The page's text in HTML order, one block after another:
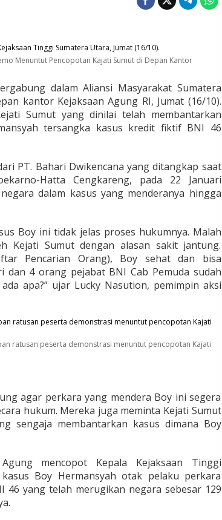
Menuntut Pencopotan Kajati Sumut di Depan Kantor
dalam Aliansi Masyarakat Sumatera
kantor Kejaksaan Agung RI, Jumat (16/10).
Sumut yang dinilai telah membantarkan
tersangka kasus kredit fiktif BNI 46
PT. Bahari Dwikencana yang ditangkap saat
Hatta Cengkareng, pada 22 Januari
dalam kasus yang menderanya hingga
Boy ini tidak jelas proses hukumnya. Malah
Kejati Sumut dengan alasan sakit jantung.
Pencarian Orang), Boy sehat dan bisa
dan 4 orang pejabat BNI Cab Pemuda sudah
apa?” ujar Lucky Nasution, pemimpin aksi
ratusan peserta demonstrasi menuntut pencopotan Kajati
agar perkara yang mendera Boy ini segera
hukum. Mereka juga meminta Kejati Sumut
sengaja membantarkan kasus dimana Boy
mencopot Kepala Kejaksaan Tinggi
Boy Hermansyah otak pelaku perkara
yang telah merugikan negara sebesar 129